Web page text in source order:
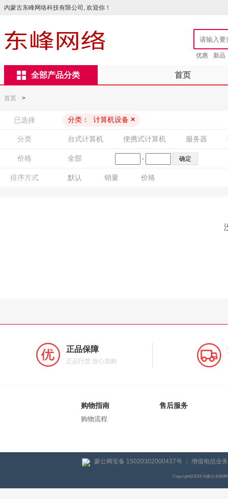
内蒙古东峰网络科技有限公司, 欢迎你！
优惠 新品
全部产品分类 首页
首页 >
已选择 分类： 计算机设备 ×
分类 台式计算机 便携式计算机 服务器
价格 全部 -
排序方式 默认 销量 价格
正品保障
正品行货 放心选购
购物指南
购物流程
售后服务
蒙公网安备 15020302000437号 | 增值电信业
Copyright@2019 内蒙古东峰